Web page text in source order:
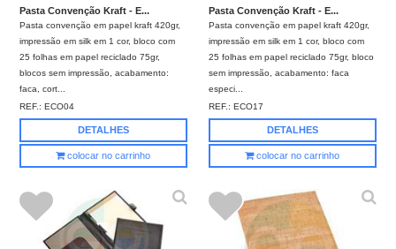
Pasta Convenção Kraft - E...
Pasta convenção em papel kraft 420gr,
impressão em silk em 1 cor, bloco com
25 folhas em papel reciclado 75gr,
blocos sem impressão, acabamento:
faca, cort...
REF.:ECO04
DETALHES
colocar no carrinho
Pasta Convenção Kraft - E...
Pasta convenção em papel kraft 420gr,
impressão em silk em 1 cor, bloco com
25 folhas em papel reciclado 75gr, bloco
sem impressão, acabamento: faca
especi...
REF.:ECO17
DETALHES
colocar no carrinho